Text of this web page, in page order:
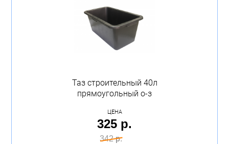
Таз строительный 40л
прямоугольный о-з
ЦЕНА
325 р.
342 р.